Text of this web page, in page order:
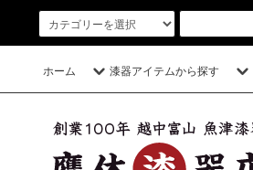
ホーム 漆器アイテムから探す